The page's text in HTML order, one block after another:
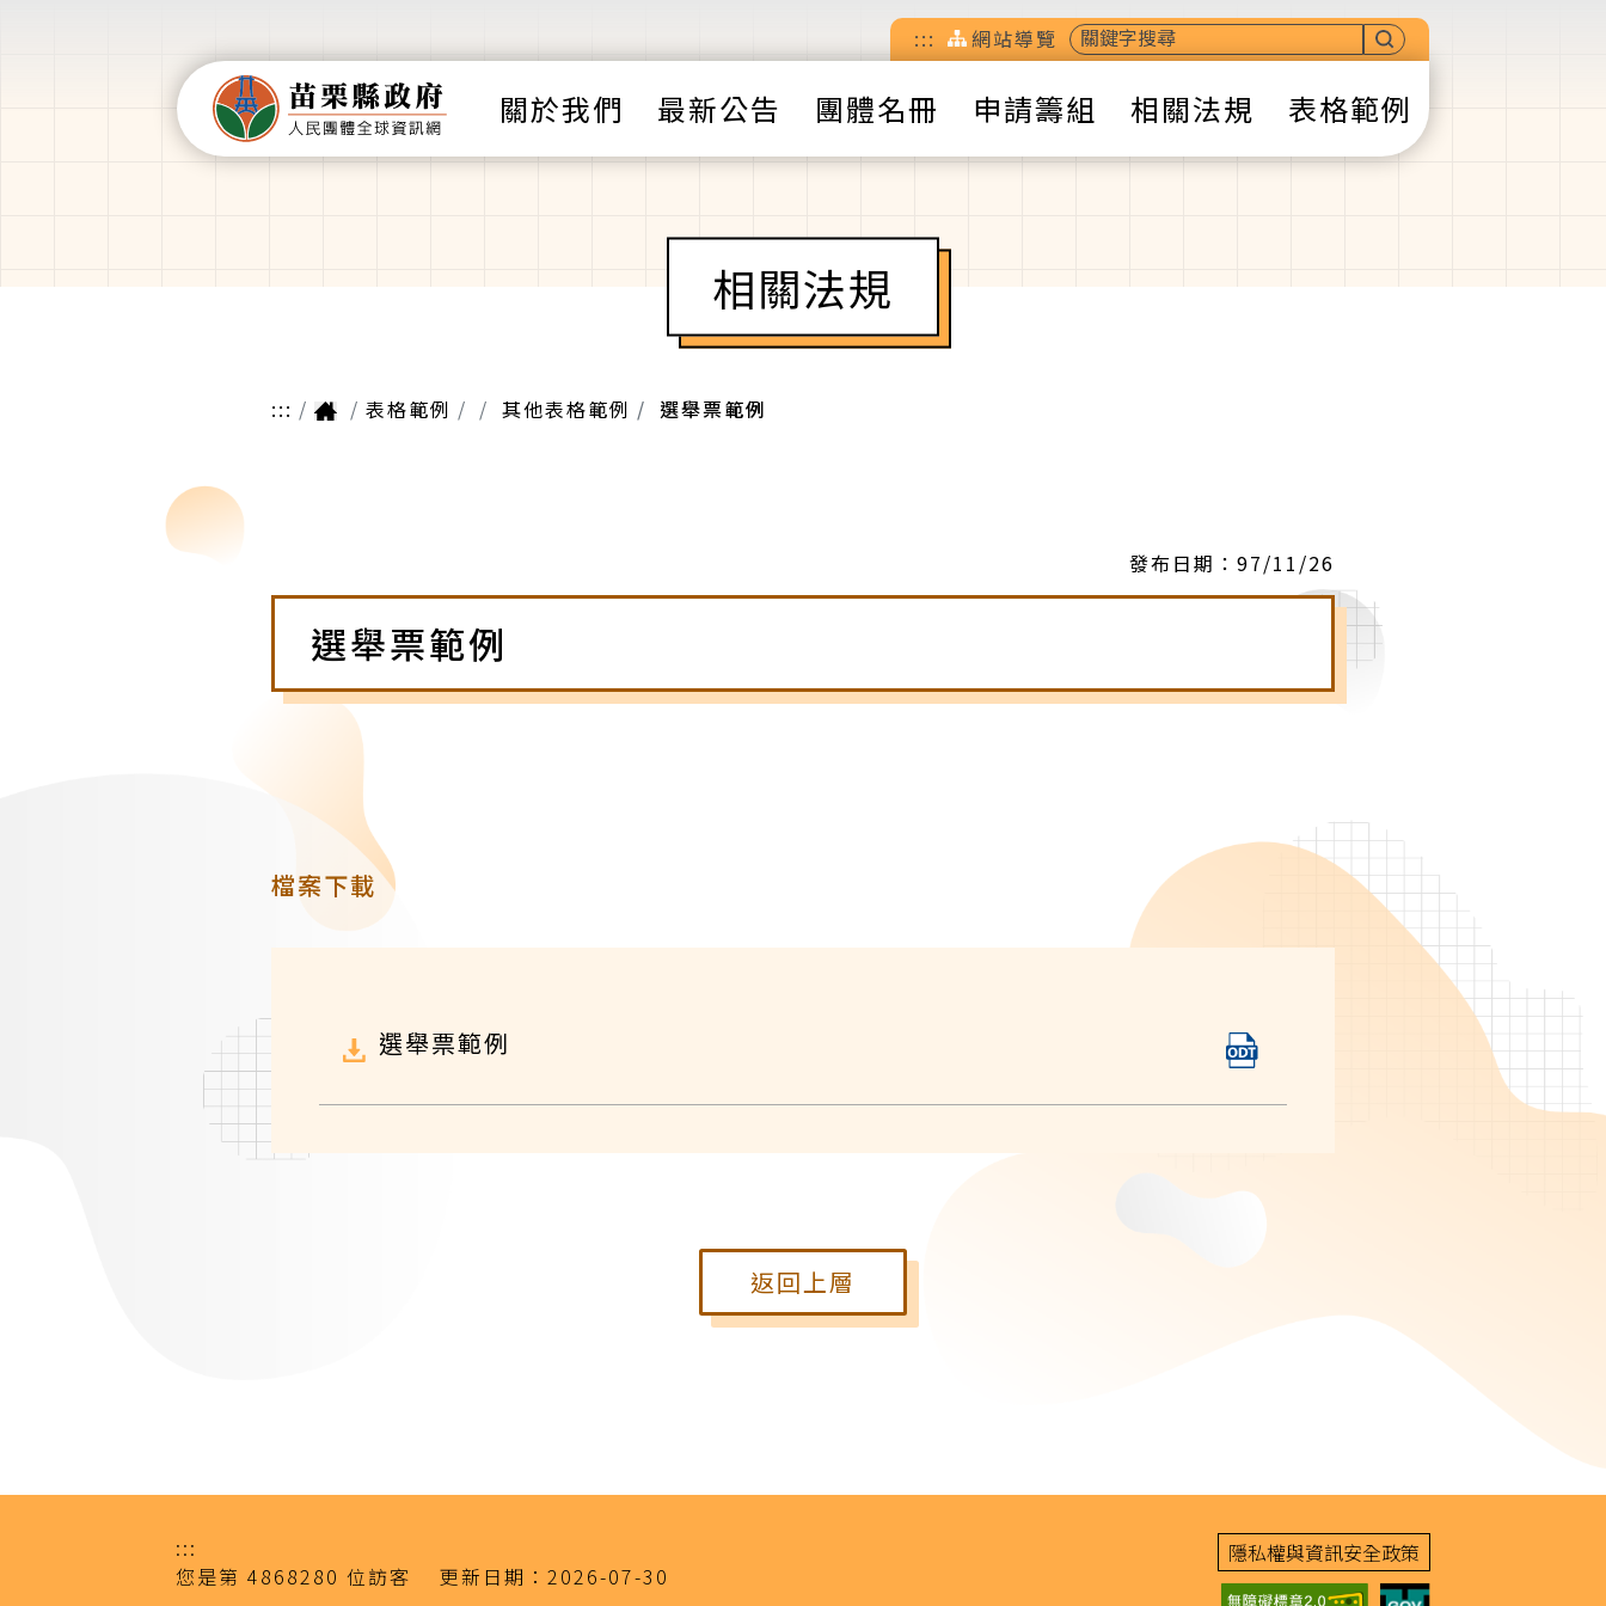
::: 網站導覽
關於我們 最新公告 團體名冊 申請籌組 相關法規 表格範例
相關法規
::: 表格範例 其他表格範例 選舉票範例
發布日期： 97/11/26
選舉票範例
檔案下載
選舉票範例
返回上層
:::
您是第 4868280 位訪客 更新日期： 2026-07-30
隱私權與資訊安全政策